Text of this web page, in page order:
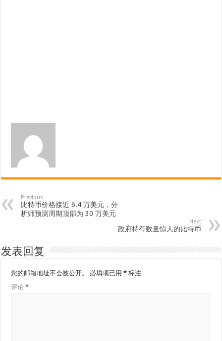
Previous
比特币价格接近 6.4 万美元，分
析师预测周期顶部为 30 万美元
Next
政府持有数量惊人的比特币
发表回复
您的邮箱地址不会被公开。 必填项已用* 标注
评论*